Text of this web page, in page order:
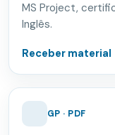
MS Project,
Inglês.
Receber material
GP · PDF